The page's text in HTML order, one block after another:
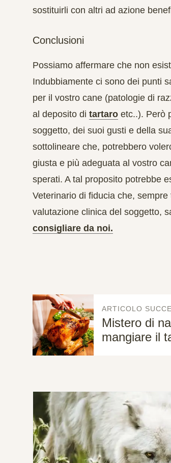
sostituirli con altri ad azione
Conclusioni
Possiamo affermare che non
Indubbiamente ci sono dei punti
per il vostro cane (patologie di
al deposito di tartaro etc..). Però
soggetto, dei suoi gusti e della
sottolineare che, potrebbero
giusta e più adeguata al vostro
sperati. A tal proposito potrebbe
Veterinario di fiducia che,
valutazione clinica del soggetto,
consigliare da noi.
ARTICOLO
Mistero di
mangiare il